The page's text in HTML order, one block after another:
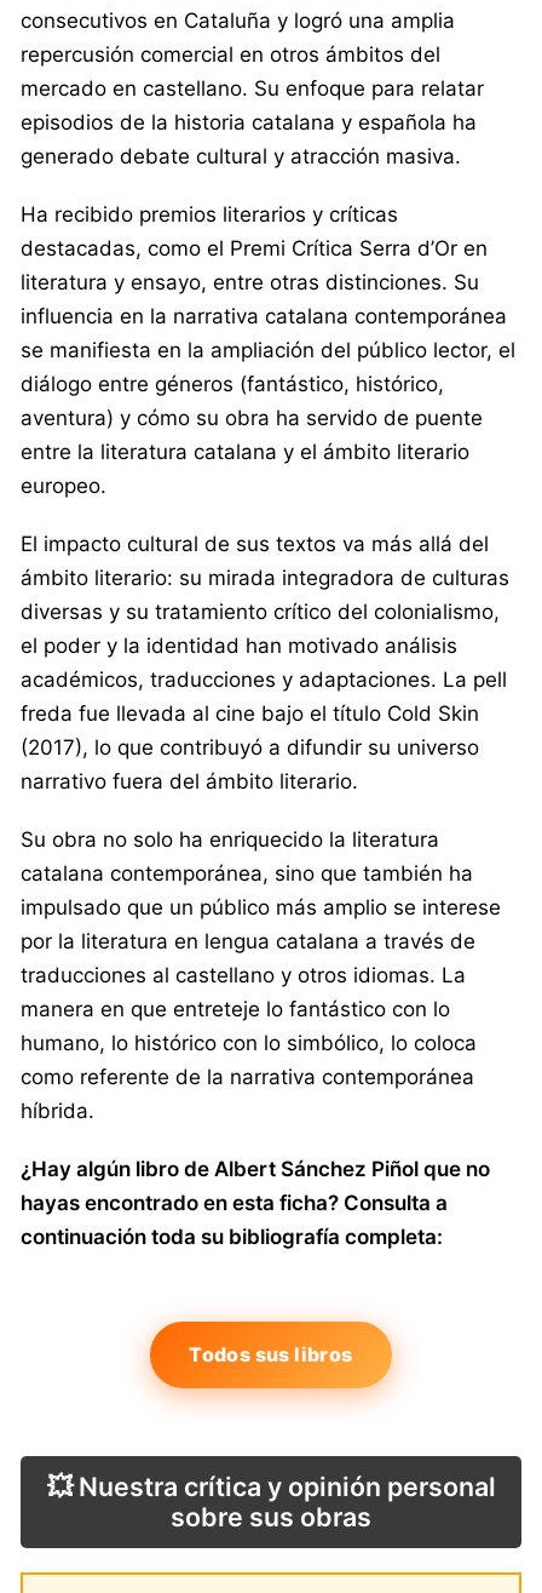
consecutivos en Cataluña y logró una amplia
repercusión comercial en otros ámbitos del
mercado en castellano. Su enfoque para relatar
episodios de la historia catalana y española ha
generado debate cultural y atracción masiva.
Ha recibido premios literarios y críticas
destacadas, como el Premi Crítica Serra d’Or en
literatura y ensayo, entre otras distinciones. Su
influencia en la narrativa catalana contemporánea
se manifiesta en la ampliación del público lector, el
diálogo entre géneros (fantástico, histórico,
aventura) y cómo su obra ha servido de puente
entre la literatura catalana y el ámbito literario
europeo.
El impacto cultural de sus textos va más allá del
ámbito literario: su mirada integradora de culturas
diversas y su tratamiento crítico del colonialismo,
el poder y la identidad han motivado análisis
académicos, traducciones y adaptaciones. La pell
freda fue llevada al cine bajo el título Cold Skin
(2017), lo que contribuyó a difundir su universo
narrativo fuera del ámbito literario.
Su obra no solo ha enriquecido la literatura
catalana contemporánea, sino que también ha
impulsado que un público más amplio se interese
por la literatura en lengua catalana a través de
traducciones al castellano y otros idiomas. La
manera en que entreteje lo fantástico con lo
humano, lo histórico con lo simbólico, lo coloca
como referente de la narrativa contemporánea
híbrida.
¿Hay algún libro de Albert Sánchez Piñol que no
hayas encontrado en esta ficha? Consulta a
continuación toda su bibliografía completa:
Todos sus libros
💥 Nuestra crítica y opinión personal
sobre sus obras